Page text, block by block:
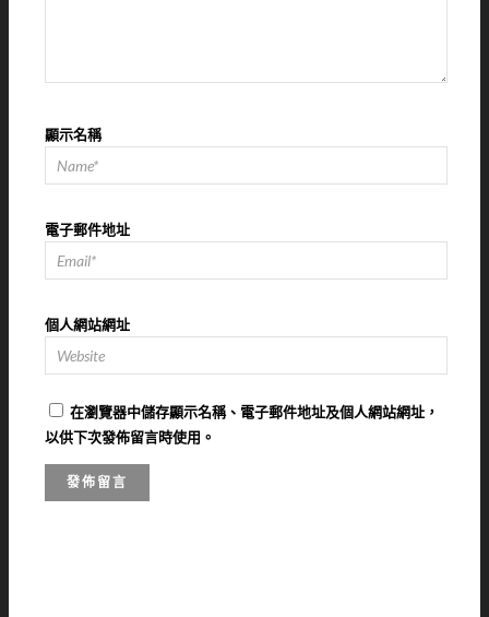
顯示名稱
電子郵件地址
個人網站網址
在瀏覽器中儲存顯示名稱、電子郵件地址及個人網站網址，
以供下次發佈留言時使用。